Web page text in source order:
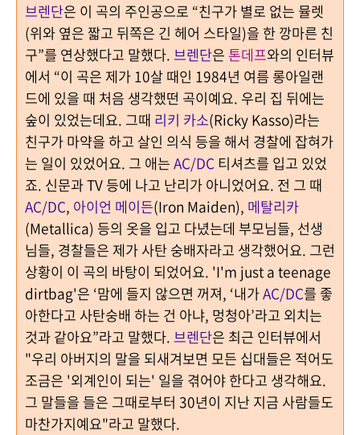
브렌단은 이 곡의 주인공으로 “친구가 별로 없는 뮬렛
(위와 옆은 짧고 뒤쪽은 긴 헤어 스타일)을 한 깡마른 친
구”를 연상했다고 말했다. 브렌단은 톤데프와의 인터뷰
에서 “이 곡은 제가10살 때인 1984년 여름 롱아일랜
드에 있을 때 처음 생각했떤 곡이예요. 우리 집 뒤에는
숲이 있었는데요. 그때 리키 카소(Ricky Kasso)라는
친구가 마약을 하고 살인 의식 등을 해서 경찰에 잡혀가
는 일이 있었어요. 그 애는AC/DC 티셔츠를 입고 있었
죠. 신문과TV등에 나고 난리가 아니었어요. 전 그 때
AC/DC, 아이언 메이든(Iron Maiden), 메탈리카
(Metallica) 등의 옷을 입고 다녔는데 부모님들, 선생
님들, 경찰들은 제가 사탄 숭배자라고 생각했어요. 그런
상황이 이 곡의 바탕이 되었어요. 'I'm just a teenage
dirtbag'은 ‘맘에 들지 않으면 꺼져, ‘내가AC/DC를 좋
아한다고 사탄숭배 하는 건 아냐, 멍청아’라고 외치는
것과 같아요”라고 말했다. 브렌단은 최근 인터뷰에서
"우리 아버지의 말을 되새겨보면 모든 십대들은 적어도
조금은 '외계인이 되는' 일을 겪어야 한다고 생각해요.
그 말들을 들은 그때로부터 30년이 지난 지금 사람들도
마찬가지예요"라고 말했다.